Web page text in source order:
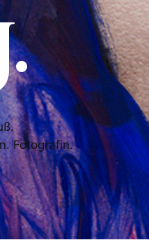
Fotografin.